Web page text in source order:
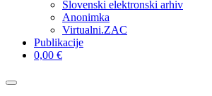
Slovenski elektronski arhiv
Anonimka
Virtualni.ZAC
Publikacije
0,00 €